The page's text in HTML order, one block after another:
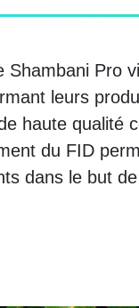
Shambani Pro
leurs
haute qualité
du FID
dans le but